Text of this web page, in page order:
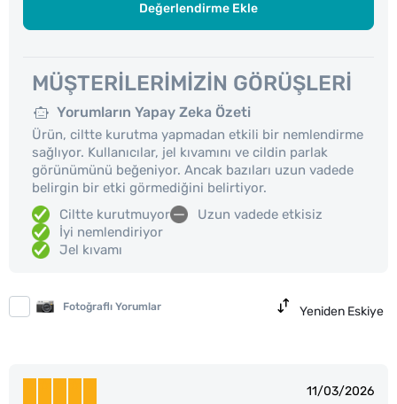
Değerlendirme Ekle
MÜŞTERILERIMIZIN GÖRÜŞLERI
Yorumların Yapay Zeka Özeti
Ürün, ciltte kurutma yapmadan etkili bir nemlendirme
sağlıyor. Kullanıcılar, jel kıvamını ve cildin parlak
görünümünü beğeniyor. Ancak bazıları uzun vadede
belirgin bir etki görmediğini belirtiyor.
Ciltte kurutmuyor
İyi nemlendiriyor
Jel kıvamı
Uzun vadede etkisiz
Fotoğraflı Yorumlar Yeniden Eskiye
11/03/2026